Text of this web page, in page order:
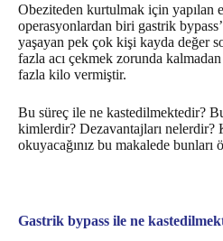
Obeziteden kurtulmak için yapılan
operasyonlardan biri gastrik
yaşayan pek çok kişi kayda değer
fazla acı çekmek zorunda
fazla kilo vermiştir.
Bu süreç ile ne kastedilmektedir?
kimlerdir? Dezavantajları nelerdir?
okuyacağınız bu makalede bunları
Gastrik bypass ile ne